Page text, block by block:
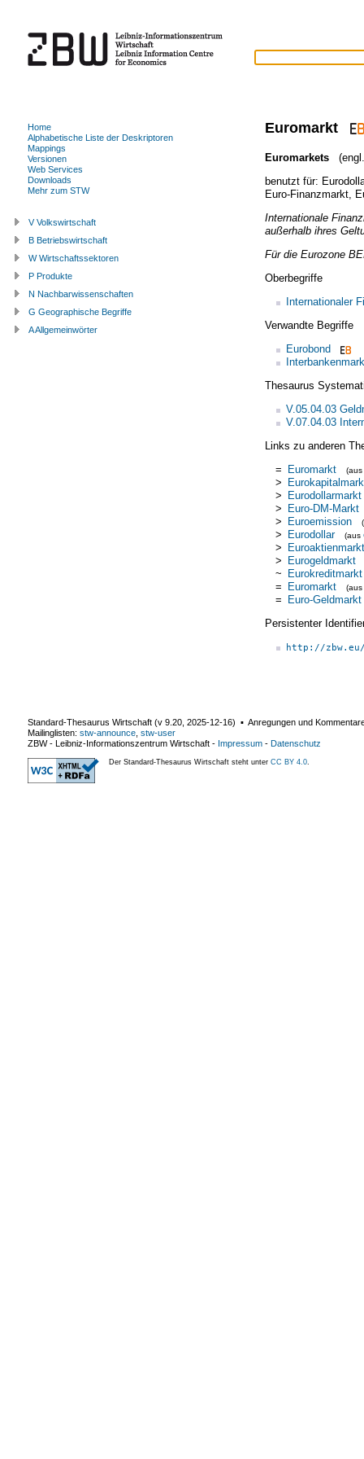
Euromarkt
Euromarkets
benutzt für:
Euro-Finanzmarkt,
Internationale
außerhalb ihres
Für die Eurozone
Oberbegriffe
Internationaler
Verwandte Begriffe
Eurobond
Thesaurus
V.05.04.03
V.07.04.03
Links zu anderen
= Euromarkt (aus
>
> Eurodollarmarkt
> Euro-DM-Markt
> Euroemission
> Eurodollar (aus
> Euroaktienmarkt
> Eurogeldmarkt
~ Eurokreditmarkt
= Euromarkt (aus
= Euro-Geldmarkt
Persistenter
http://
Home
Alphabetische Liste der Deskriptoren
Mappings
Versionen
Web Services
Downloads
Mehr zum STW
V Volkswirtschaft
B Betriebswirtschaft
W Wirtschaftssektoren
P Produkte
N Nachbarwissenschaften
G Geographische Begriffe
A Allgemeinwörter
Standard-Thesaurus Wirtschaft (v 9.20 2025-12-16) ▪ Anregungen und
Mailinglisten: stw-announce stw-user
ZBW - Leibniz-Informationszentrum Wirtschaft - Impressum - Datenschutz
Der Standard-Thesaurus Wirtschaft steht unter CC BY 4.0